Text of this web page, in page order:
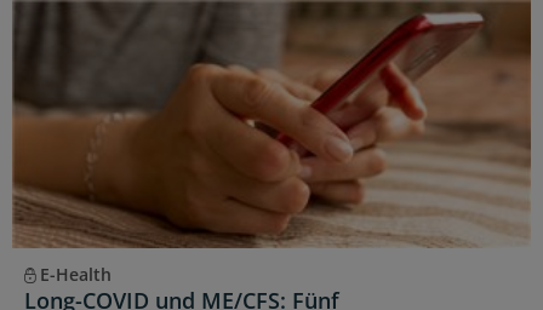
E-Health
Long-COVID und ME/CFS: Fünf